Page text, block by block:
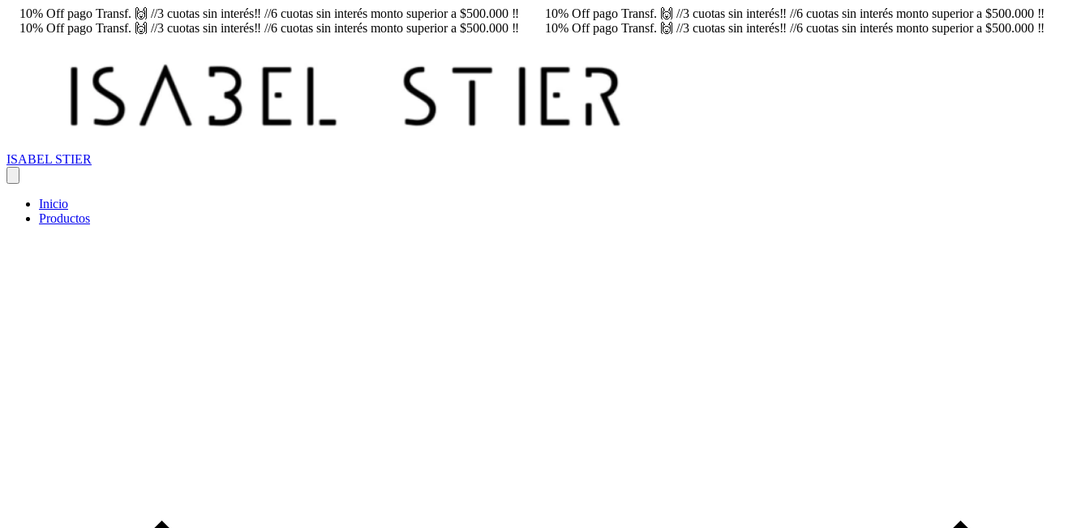
10% Off pago Transf. 🙌 //3 cuotas sin interés‼️ //6 cuotas sin interés monto superior a $500.000 ‼️
10% Off pago Transf. 🙌 //3 cuotas sin interés‼️ //6 cuotas sin interés monto superior a $500.000 ‼️
10% Off pago Transf. 🙌 //3 cuotas sin interés‼️ //6 cuotas sin interés monto superior a $500.000 ‼️
10% Off pago Transf. 🙌 //3 cuotas sin interés‼️ //6 cuotas sin interés monto superior a $500.000 ‼️
ISABEL STIER
Inicio
Productos